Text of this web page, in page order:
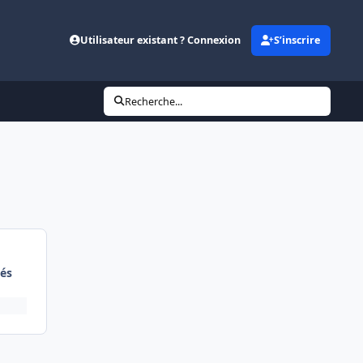
Utilisateur existant ? Connexion S’inscrire
Recherche...